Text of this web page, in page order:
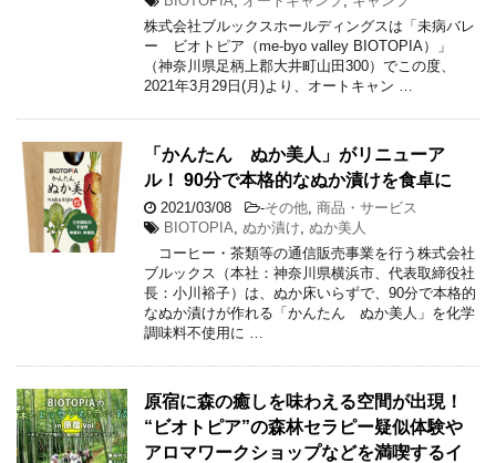
株式会社ブルックスホールディングスは「未病バレ
ー ビオトピア（me-byo valley BIOTOPIA）」
（神奈川県足柄上郡大井町山田300）でこの度、
2021年3月29日(月)より、オートキャン …
「かんたん ぬか美人」がリニューア
ル！ 90分で本格的なぬか漬けを食卓に
2021/03/08 -その他 商品・サービス
BIOTOPIA ぬか漬け ぬか美人
コーヒー・茶類等の通信販売事業を行う株式会社
ブルックス（本社：神奈川県横浜市、代表取締役社
長：小川裕子）は、ぬか床いらずで、90分で本格的
なぬか漬けが作れる「かんたん ぬか美人」を化学
調味料不使用に …
原宿に森の癒しを味わえる空間が出現！
“ビオトピア”の森林セラピー疑似体験や
アロマワークショップなどを満喫するイ